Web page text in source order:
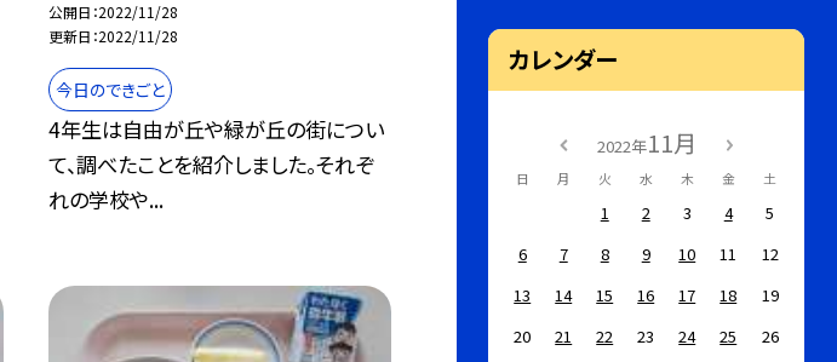
公開日 2022/11/28
更新日 2022/11/28
今日のできごと
4年生は自由が丘や緑が丘の街につい
て、調べたことを紹介しました。それぞ
れの学校や...
カレンダー
2022年11月
日 月 火 水 木 金 土
1 2 3 4
5
6
7 8 9 10 11
12
13
14 15 16 17 18
19
20
21 22 23 24 25
26